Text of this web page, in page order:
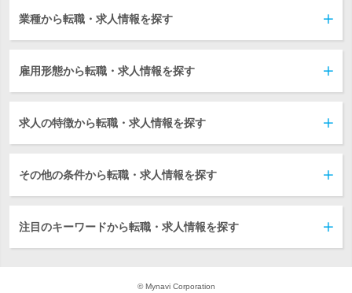
業種から転職・求人情報を探す
雇用形態から転職・求人情報を探す
求人の特徴から転職・求人情報を探す
その他の条件から転職・求人情報を探す
注目のキーワードから転職・求人情報を探す
© Mynavi Corporation